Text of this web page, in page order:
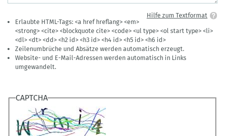
Hilfe zum Textformat
Erlaubte HTML-Tags: <a href hreflang> <em>
<strong> <cite> <blockquote cite> <code> <ul type> <ol start type> <li>
<dl> <dt> <dd> <h2 id> <h3 id> <h4 id> <h5 id> <h6 id>
Zeilenumbrüche und Absätze werden automatisch erzeugt.
Website- und E-Mail-Adressen werden automatisch in Links
umgewandelt.
CAPTCHA